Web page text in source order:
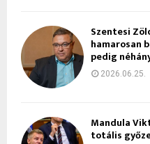
Szentesi
hamarosan
pedig
2026.06.25.
Mandula
totális